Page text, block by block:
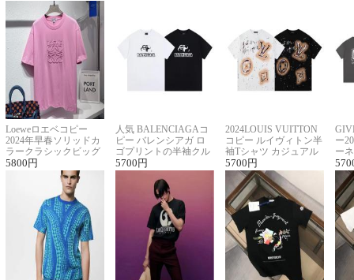
Loeweロエベコピー
2024年早春ソリッドカ
ラークラシックビッグ
ロゴ刺繍Tシャツ
5800 円
人気 BALENCIAGAコ
ピー バレンシアガ ロ
ゴプリントの半袖クル
ーネックTシャツ
5700 円
2024LOUIS VUITTON
コピー ルイヴィトン半
袖Tシャツ カジュアル
に馴染む 2色展開
5700 円
ー
ー
ー